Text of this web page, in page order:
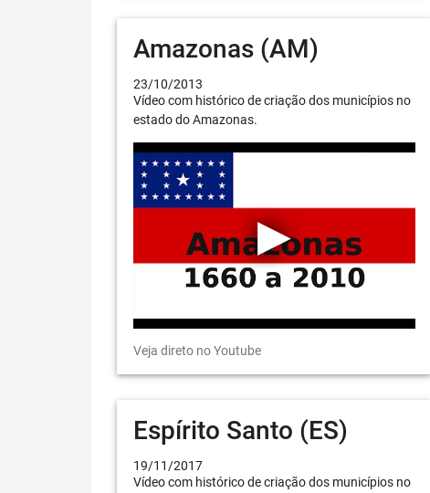
Amazonas (AM)
23/10/2013
Vídeo com histórico de criação dos municípios no
estado do Amazonas.
Veja direto no Youtube
Espírito Santo (ES)
19/11/2017
Vídeo com histórico de criação dos municípios no